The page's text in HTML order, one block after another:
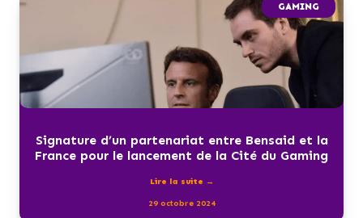
GAMING
Signature d’un partenariat entre Bensaid et la
France pour le lancement de la Cité du Gaming
Lire la suite →
29 octobre 2024